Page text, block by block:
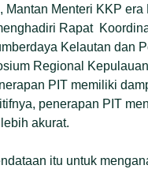
Mantan Menteri KKP era
Rapat
Kelautan dan
Regional
PIT memiliki
penerapan PIT
akurat.
itu untuk